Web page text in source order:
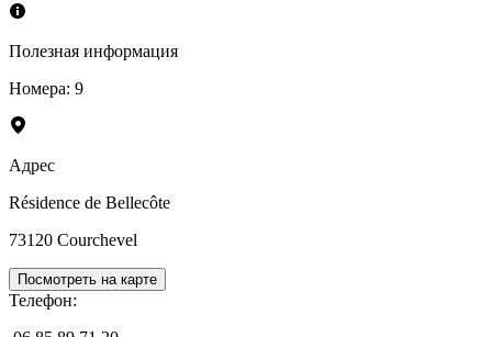
Полезная информация
Номера: 9
Адрес
Résidence de Bellecôte
73120 Courchevel
Посмотреть на карте
Телефон: